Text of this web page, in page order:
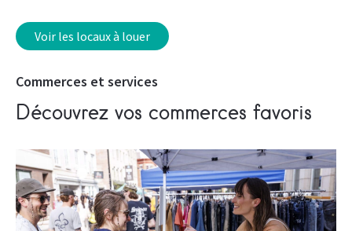
Voir les locaux à louer
Commerces et services
Découvrez vos commerces favoris